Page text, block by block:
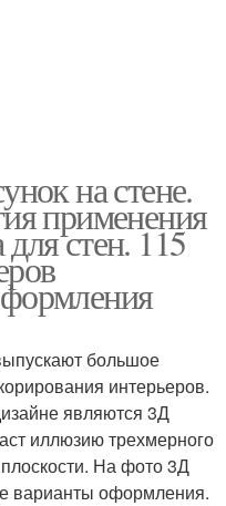
на стене.
применения
стен. 115
большое
интерьеров.
являются 3Д
иллюзию трехмерного
На фото 3Д
варианты оформления.